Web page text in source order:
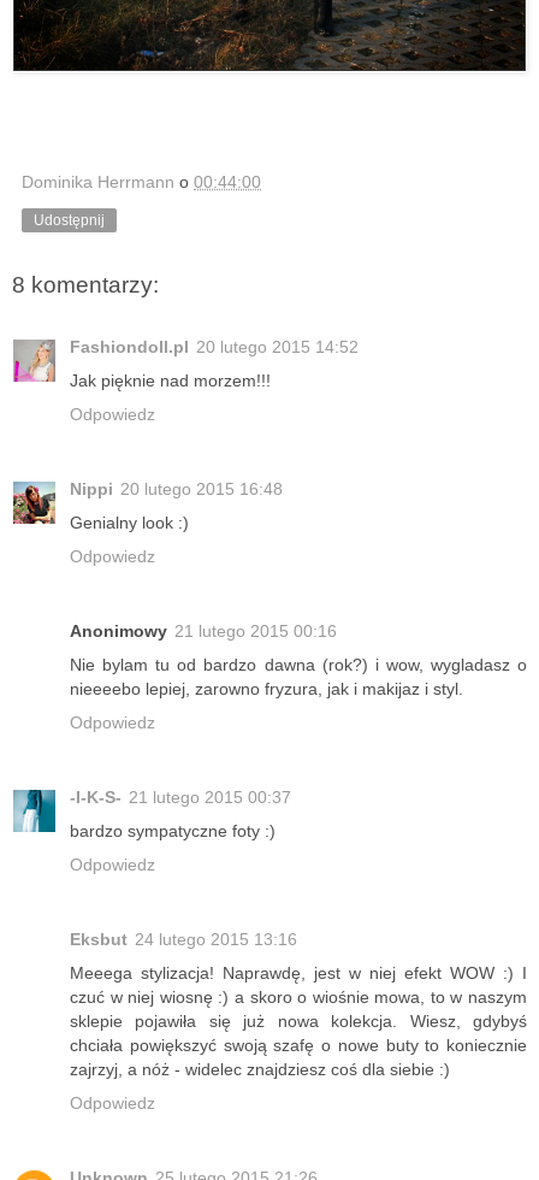
Dominika Herrmann o 00:44:00
Udostępnij
8 komentarzy:
Fashiondoll.pl 20 lutego 2015 14:52
Jak pięknie nad morzem!!!
Odpowiedz
Nippi 20 lutego 2015 16:48
Genialny look :)
Odpowiedz
Anonimowy 21 lutego 2015 00:16
Nie bylam tu od bardzo dawna (rok?) i wow, wygladasz o
nieeeebo lepiej, zarowno fryzura, jak i makijaz i styl.
Odpowiedz
-I-K-S- 21 lutego 2015 00:37
bardzo sympatyczne foty :)
Odpowiedz
Eksbut 24 lutego 2015 13:16
Meeega stylizacja! Naprawdę, jest w niej efekt WOW :) I
czuć w niej wiosnę :) a skoro o wiośnie mowa, to w naszym
sklepie pojawiła się już nowa kolekcja. Wiesz, gdybyś
chciała powiększyć swoją szafę o nowe buty to koniecznie
zajrzyj, a nóż - widelec znajdziesz coś dla siebie :)
Odpowiedz